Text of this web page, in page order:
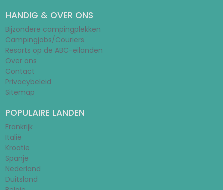
HANDIG & OVER ONS
Bijzondere campingplekken
Campingjobs/Couriers
Resorts op de ABC-eilanden
Over ons
Contact
Privacybeleid
Sitemap
POPULAIRE LANDEN
Frankrijk
Italië
Kroatië
Spanje
Nederland
Duitsland